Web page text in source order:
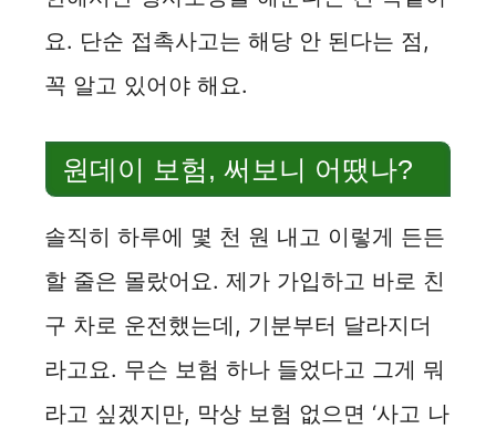
요. 단순 접촉사고는 해당 안 된다는 점,
꼭 알고 있어야 해요.
원데이 보험, 써보니 어땠나?
솔직히 하루에 몇 천 원 내고 이렇게 든든
할 줄은 몰랐어요. 제가 가입하고 바로 친
구 차로 운전했는데, 기분부터 달라지더
라고요. 무슨 보험 하나 들었다고 그게 뭐
라고 싶겠지만, 막상 보험 없으면 ‘사고 나